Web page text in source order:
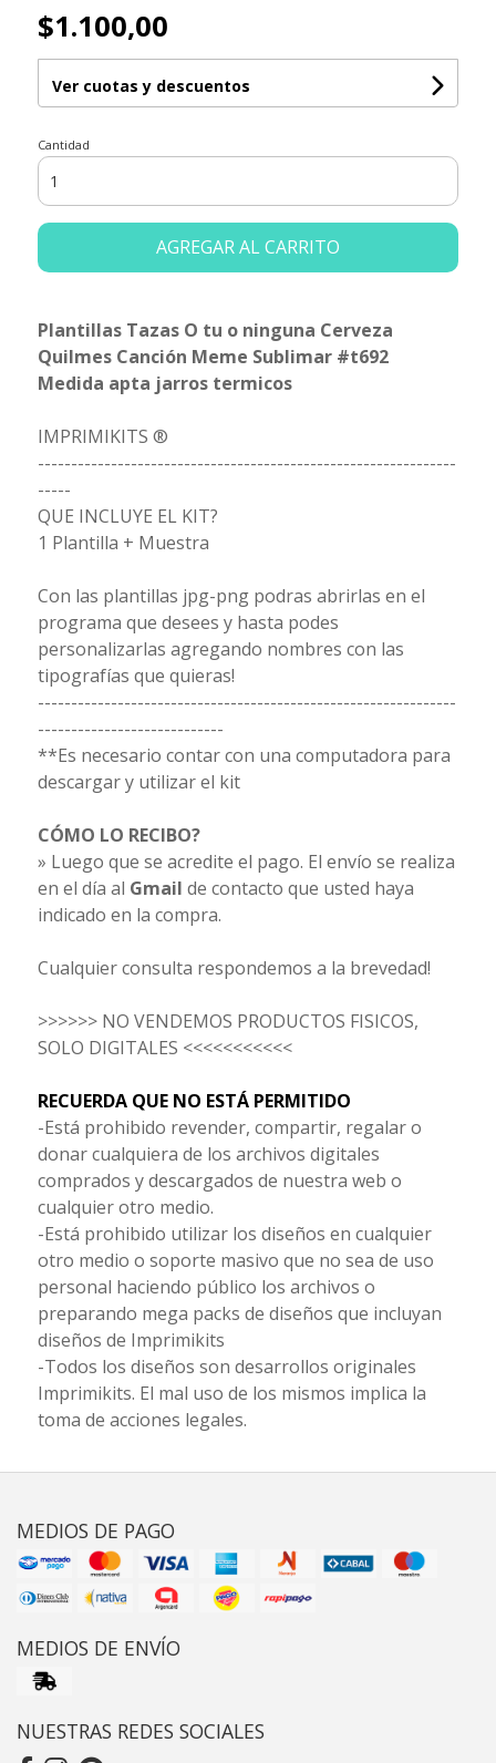
$1.100,00
Ver cuotas y descuentos
Cantidad
AGREGAR AL CARRITO
Plantillas Tazas O tu o ninguna Cerveza
Quilmes Canción Meme Sublimar #t692
Medida apta jarros termicos
IMPRIMIKITS ®
---------------------------------------------------------------
-----
QUE INCLUYE EL KIT?
1 Plantilla + Muestra
Con las plantillas jpg-png podras abrirlas en el
programa que desees y hasta podes
personalizarlas agregando nombres con las
tipografías que quieras!
---------------------------------------------------------------
----------------------------
**Es necesario contar con una computadora para
descargar y utilizar el kit
CÓMO LO RECIBO?
» Luego que se acredite el pago. El envío se realiza
en el día al Gmail de contacto que usted haya
indicado en la compra.
Cualquier consulta respondemos a la brevedad!
>>>>>> NO VENDEMOS PRODUCTOS FISICOS,
SOLO DIGITALES <<<<<<<<<<<
RECUERDA QUE NO ESTÁ PERMITIDO
-Está prohibido revender, compartir, regalar o
donar cualquiera de los archivos digitales
comprados y descargados de nuestra web o
cualquier otro medio.
-Está prohibido utilizar los diseños en cualquier
otro medio o soporte masivo que no sea de uso
personal haciendo público los archivos o
preparando mega packs de diseños que incluyan
diseños de Imprimikits
-Todos los diseños son desarrollos originales
Imprimikits. El mal uso de los mismos implica la
toma de acciones legales.
MEDIOS DE PAGO
MEDIOS DE ENVÍO
NUESTRAS REDES SOCIALES